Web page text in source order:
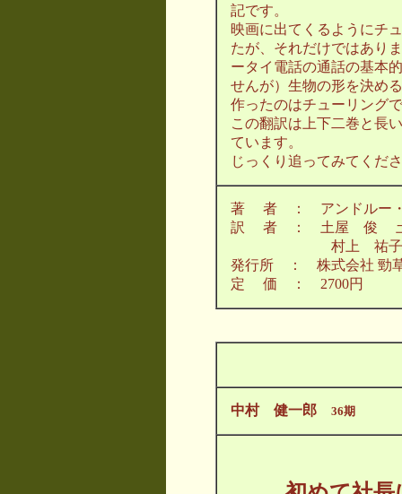
記です。
映画に出てくるようにチ
たが、それだけではあり
ータイ電話の通話の基本
せんが）生物の形を決め
作ったのはチューリング
この翻訳は上下二巻と長
ています。
じっくり追ってみてくだ
著 者 ： アンドルー・
訳 者 ： 土屋 俊 土
村上 祐子 （
発行所 ： 株式会社 勁
定 価 ： 2700円
中村 健一郎 36期